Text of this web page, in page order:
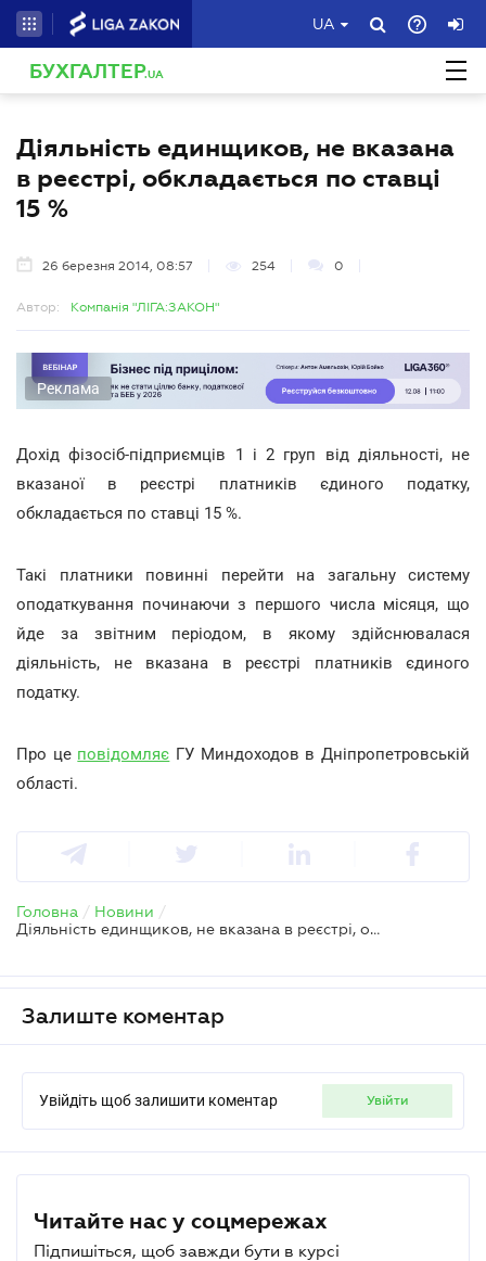
UA
БУХГАЛТЕР.UA
Діяльність единщиков, не вказана
в реєстрі, обкладається по ставці
15 %
26 березня 2014, 08:57 254 0
Автор: Компанія "ЛІГА:ЗАКОН"
Реклама
Дохід фізосіб-підприємців 1 і 2 груп від діяльності, не
вказаної в реєстрі платників єдиного податку,
обкладається по ставці 15 %.
Такі платники повинні перейти на загальну систему
оподаткування починаючи з першого числа місяця, що
йде за звітним періодом, в якому здійснювалася
діяльність, не вказана в реєстрі платників єдиного
податку.
Про це повідомляє ГУ Миндоходов в Дніпропетровській
області.
Головна / Новини /
Діяльність единщиков, не вказана в реєстрі, обкладається по ставці 15 %
Залиште коментар
Увійдіть щоб залишити коментар увійти
Читайте нас у соцмережах
Підпишіться, щоб завжди бути в курсі